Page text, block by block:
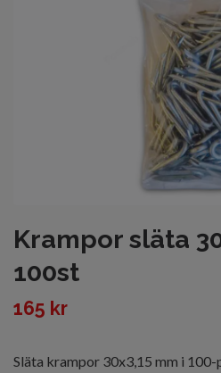
Krampor släta
100st
165 kr
Släta krampor 30x3,15 mm i